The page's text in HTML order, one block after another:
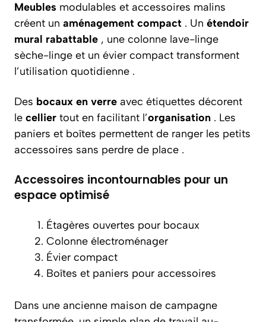
Meubles modulables et accessoires malins
créent un aménagement compact . Un étendoir
mural rabattable , une colonne lave-linge
sèche-linge et un évier compact transforment
l’utilisation quotidienne .
Des bocaux en verre avec étiquettes décorent
le cellier tout en facilitant l’organisation . Les
paniers et boîtes permettent de ranger les petits
accessoires sans perdre de place .
Accessoires incontournables pour un
espace optimisé
Étagères ouvertes pour bocaux
Colonne électroménager
Évier compact
Boîtes et paniers pour accessoires
Dans une ancienne maison de campagne